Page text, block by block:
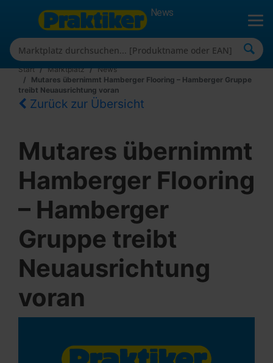
News
Start Marktplatz
News
Mutares übernimmt Hamberger Flooring – Hamberger Gruppe
treibt Neuausrichtung voran
Zurück zur Übersicht
Mutares übernimmt
Hamberger Flooring
– Hamberger
Gruppe treibt
Neuausrichtung
voran